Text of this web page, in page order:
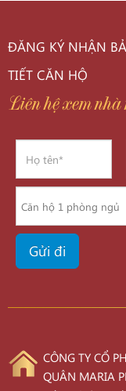
ĐĂNG KÝ NHẬN
TIẾT CĂN HỘ
Liên hệ xem
CÔNG TY CỔ
QUÂN MARIA